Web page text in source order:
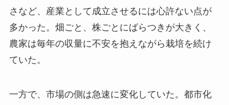
さなど、産業として成立させるには心許ない点が
多かった。畑ごと、株ごとにばらつきが大きく、
農家は毎年の収量に不安を抱えながら栽培を続け
ていた。
一方で、市場の側は急速に変化していた。都市化